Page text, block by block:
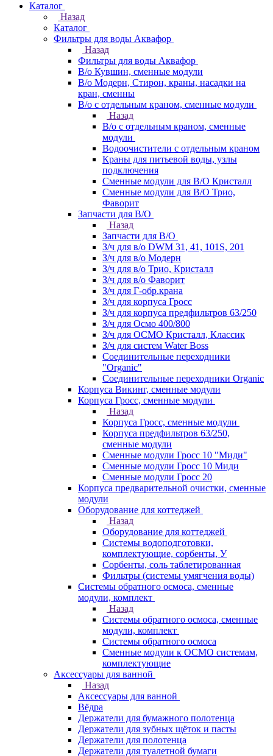
Каталог
Назад
Каталог
Фильтры для воды Аквафор
Назад
Фильтры для воды Аквафор
В/о Кувшин, сменные модули
В/о Модерн, Стирон, краны, насадки на
кран, сменны
В/о с отдельным краном, сменные модули
Назад
В/о с отдельным краном, сменные
модули
Водоочистители с отдельным краном
Краны для питьевой воды, узлы
подключения
Сменные модули для В/О Кристалл
Сменные модули для В/О Трио,
Фаворит
Запчасти для В/О
Назад
Запчасти для В/О
З/ч для в/о DWM 31, 41, 101S, 201
З/ч для в/о Модерн
З/ч для в/о Трио, Кристалл
З/ч для в/о Фаворит
З/ч для Г-обр.крана
З/ч для корпуса Гросс
З/ч для корпуса предфильтров 63/250
З/ч для Осмо 400/800
З/ч для ОСМО Кристалл, Классик
З/ч для систем Water Boss
Соединительные переходники
"Organic"
Соединительные переходники Organic
Корпуса Викинг, сменные модули
Корпуса Гросс, сменные модули
Назад
Корпуса Гросс, сменные модули
Корпуса предфильтров 63/250,
сменные модули
Сменные модули Гросс 10 "Миди"
Сменные модули Гросс 10 Миди
Сменные модули Гросс 20
Корпуса предварительной очистки, сменные
модули
Оборудование для коттеджей
Назад
Оборудование для коттеджей
Системы водоподготовки,
комплектующие, сорбенты, У
Сорбенты, соль таблетированная
Фильтры (системы умягчения воды)
Системы обратного осмоса, сменные
модули, комплект
Назад
Системы обратного осмоса, сменные
модули, комплект
Системы обратного осмоса
Сменные модули к ОСМО системам,
комплектующие
Аксессуары для ванной
Назад
Аксессуары для ванной
Вёдра
Держатели для бумажного полотенца
Держатели для зубных щёток и пасты
Держатели для полотенца
Держатели для туалетной бумаги